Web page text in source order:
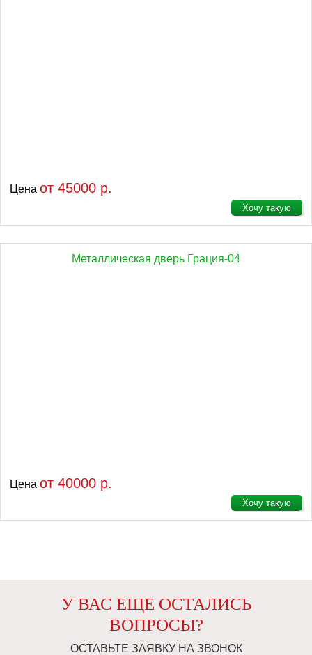
Цена от 45000 р.
Хочу такую
Металлическая дверь Грация-04
Цена от 40000 р.
Хочу такую
У ВАС ЕЩЕ ОСТАЛИСЬ
ВОПРОСЫ?
ОСТАВЬТЕ ЗАЯВКУ НА ЗВОНОК